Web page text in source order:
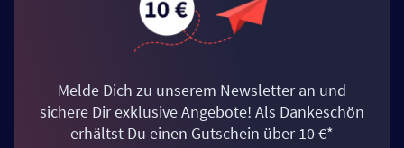
Melde Dich zu unserem Newsletter an und
sichere Dir exklusive Angebote! Als Dankeschön
erhältst Du einen Gutschein über 10 €*